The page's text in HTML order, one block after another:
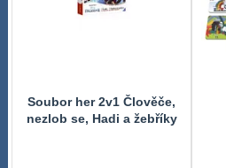
Soubor her 2v1 Člověče,
nezlob se, Hadi a žebříky